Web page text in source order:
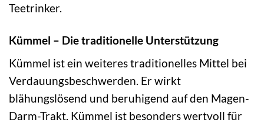
Teetrinker.
Kümmel – Die traditionelle Unterstützung
Kümmel ist ein weiteres traditionelles Mittel bei
Verdauungsbeschwerden. Er wirkt
blähungslösend und beruhigend auf den Magen-
Darm-Trakt. Kümmel ist besonders wertvoll für